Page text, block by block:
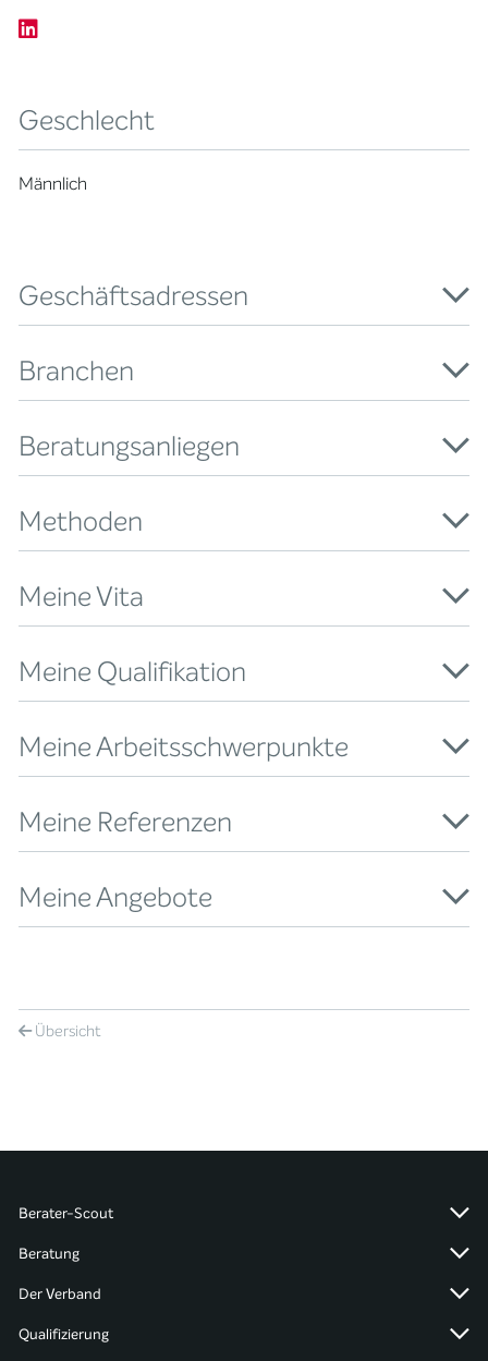
Geschlecht
Männlich
Geschäftsadressen
Branchen
Beratungsanliegen
Methoden
Meine Vita
Meine Qualifikation
Meine Arbeitsschwerpunkte
Meine Referenzen
Meine Angebote
Übersicht
Berater-Scout
Beratung
Der Verband
Qualifizierung